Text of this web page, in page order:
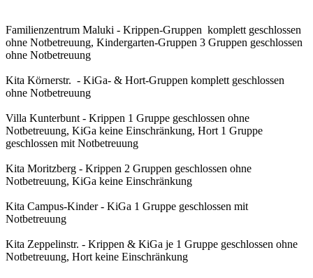
Familienzentrum Maluki - Krippen-Gruppen komplett geschlossen
ohne Notbetreuung, Kindergarten-Gruppen 3 Gruppen geschlossen
ohne Notbetreuung
Kita Körnerstr. - KiGa- & Hort-Gruppen komplett geschlossen
ohne Notbetreuung
Villa Kunterbunt - Krippen 1 Gruppe geschlossen ohne
Notbetreuung, KiGa keine Einschränkung, Hort 1 Gruppe
geschlossen mit Notbetreuung
Kita Moritzberg - Krippen 2 Gruppen geschlossen ohne
Notbetreuung, KiGa keine Einschränkung
Kita Campus-Kinder - KiGa 1 Gruppe geschlossen mit
Notbetreuung
Kita Zeppelinstr. - Krippen & KiGa je 1 Gruppe geschlossen ohne
Notbetreuung, Hort keine Einschränkung